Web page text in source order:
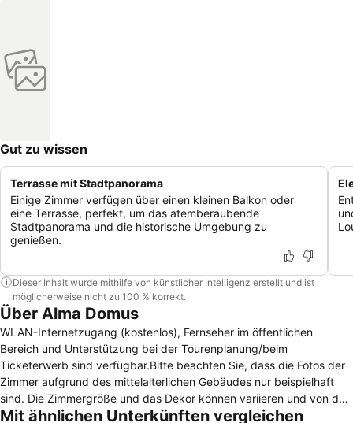
Gut zu wissen
Terrasse mit Stadtpanorama
Einige Zimmer verfügen über einen kleinen Balkon oder
eine Terrasse, perfekt, um das atemberaubende
Stadtpanorama und die historische Umgebung zu
genießen.
Dieser Inhalt wurde mithilfe von künstlicher Intelligenz erstellt und ist
möglicherweise nicht zu 100 % korrekt.
Über Alma Domus
WLAN-Internetzugang (kostenlos), Fernseher im öffentlichen
Bereich und Unterstützung bei der Tourenplanung/beim
Ticketerwerb sind verfügbar.Bitte beachten Sie, dass die Fotos der
Zimmer aufgrund des mittelalterlichen Gebäudes nur beispielhaft
sind. Die Zimmergröße und das Dekor können variieren und von den
gezeigten Fotos abweichen. Bei einer Buchung von mehr als 2
Mit ähnlichen Unterkünften vergleichen